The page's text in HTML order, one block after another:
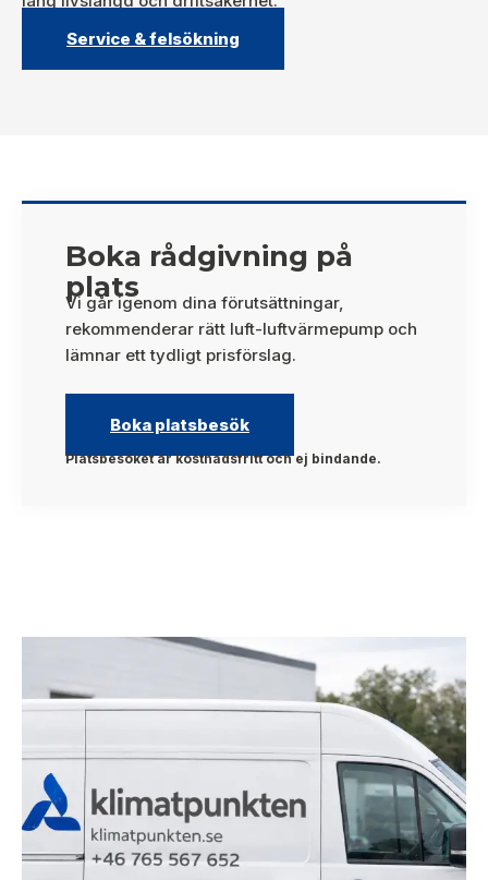
Service & felsökning
Boka rådgivning på
plats
Vi går igenom dina förutsättningar,
rekommenderar rätt luft-luftvärmepump och
lämnar ett tydligt prisförslag.
Boka platsbesök
Platsbesöket är kostnadsfritt och ej bindande.